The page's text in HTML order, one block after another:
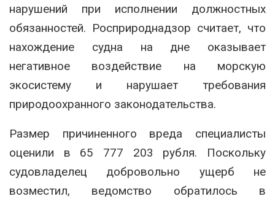
нарушений при исполнении должностных
обязанностей. Росприроднадзор считает, что
нахождение судна на дне оказывает
негативное воздействие на морскую
экосистему и нарушает требования
природоохранного законодательства.
Размер причиненного вреда специалисты
оценили в 65 777 203 рубля. Поскольку
судовладелец добровольно ущерб не
возместил, ведомство обратилось в